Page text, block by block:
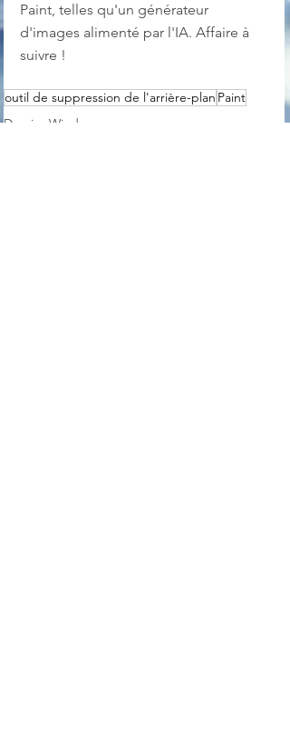
Paint, telles qu'un générateur
d'images alimenté par l'IA. Affaire à
suivre !
outil de suppression de l'arrière-plan Paint
Dossier Windows